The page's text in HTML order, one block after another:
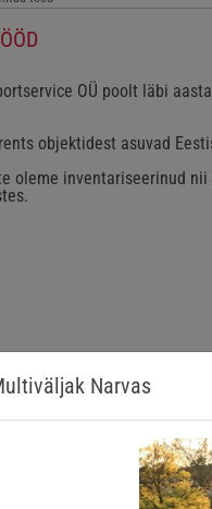
OÜ poolt läbi
objektidest asuvad
oleme inventariseerinud
Narvas